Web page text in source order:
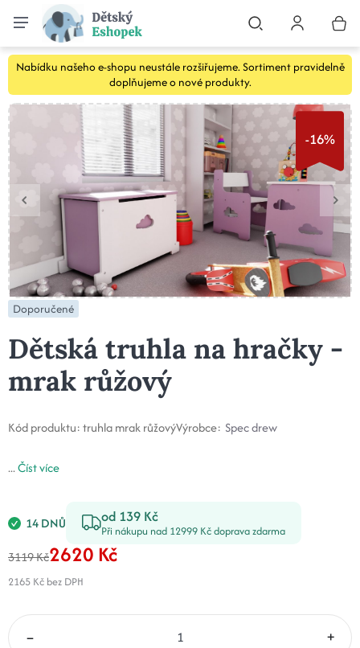
Nabídku našeho e-shopu neustále rozšiřujeme. Sortiment pravidelně
doplňujeme o nové produkty.
-16%
Doporučené
Dětská truhla na hračky -
mrak růžový
Kód produktu:truhla mrak růžovýVýrobce: Spec drew
...Číst více
14 DNŮ od 139 Kč
Při nákupu nad 12999 Kč doprava zdarma
3119 Kč2620 Kč
2165 Kč bez DPH
– +